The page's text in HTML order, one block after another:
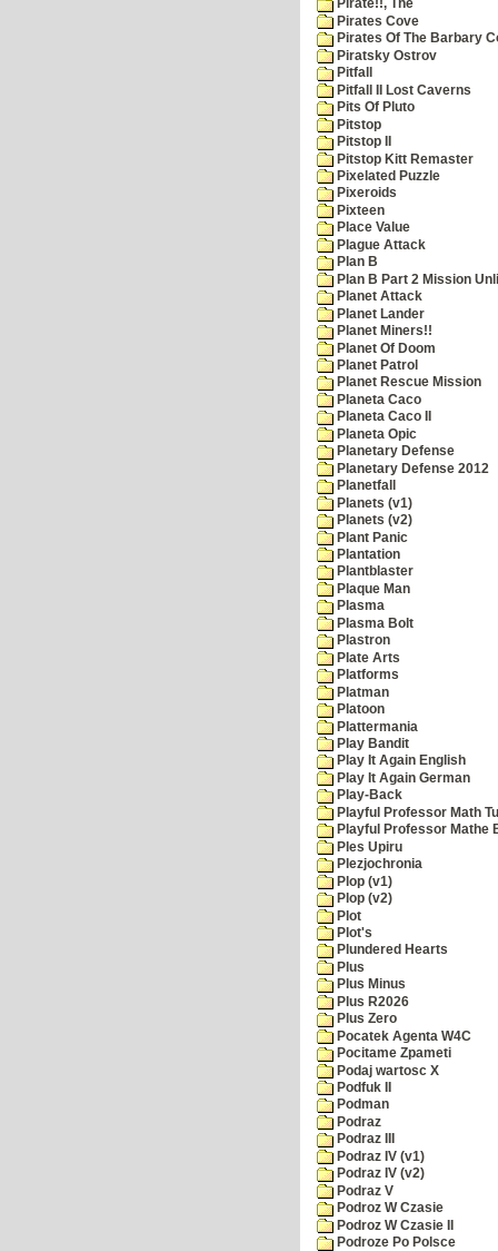
Pirate!!, The
Pirates Cove
Pirates Of The Barbary
Piratsky Ostrov
Pitfall
Pitfall II Lost Caverns
Pits Of Pluto
Pitstop
Pitstop II
Pitstop Kitt Remaster
Pixelated Puzzle
Pixeroids
Pixteen
Place Value
Plague Attack
Plan B
Plan B Part 2 Mission
Planet Attack
Planet Lander
Planet Miners!!
Planet Of Doom
Planet Patrol
Planet Rescue Mission
Planeta Caco
Planeta Caco II
Planeta Opic
Planetary Defense
Planetary Defense 2012
Planetfall
Planets (v1)
Planets (v2)
Plant Panic
Plantation
Plantblaster
Plaque Man
Plasma
Plasma Bolt
Plastron
Plate Arts
Platforms
Platman
Platoon
Plattermania
Play Bandit
Play It Again English
Play It Again German
Play-Back
Playful Professor Math
Playful Professor Mathe
Ples Upiru
Plezjochronia
Plop (v1)
Plop (v2)
Plot
Plot's
Plundered Hearts
Plus
Plus Minus
Plus R2026
Plus Zero
Pocatek Agenta W4C
Pocitame Zpameti
Podaj wartosc X
Podfuk II
Podman
Podraz
Podraz III
Podraz IV (v1)
Podraz IV (v2)
Podraz V
Podroz W Czasie
Podroz W Czasie II
Podroze Po Polsce